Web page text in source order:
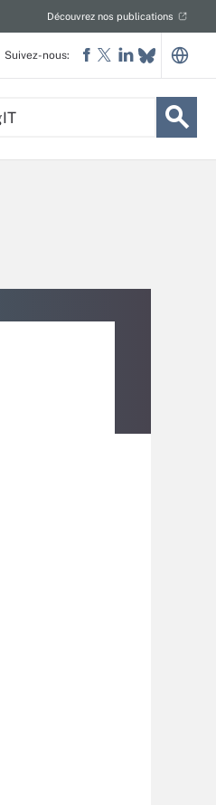
Découvrez nos publications
Suivez-nous: